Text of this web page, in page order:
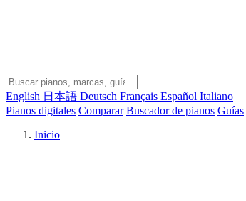
English 日本語 Deutsch Français Español Italiano
Pianos digitales Comparar Buscador de pianos Guías
Inicio